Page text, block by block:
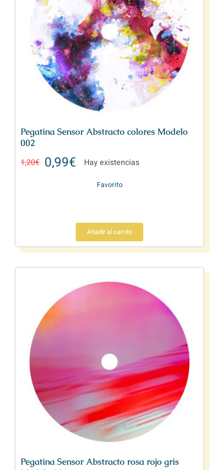
Pegatina Sensor Abstracto colores Modelo
002
1,20€ 0,99€ Hay existencias
Favorito
Añadir al carrito
Pegatina Sensor Abstracto rosa rojo gris